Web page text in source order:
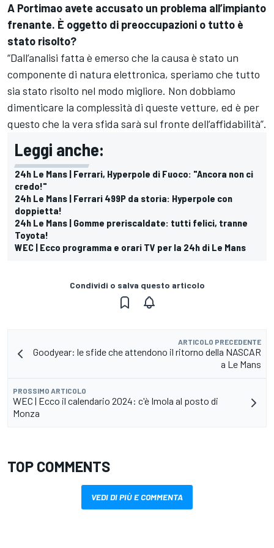
A Portimao avete accusato un problema all’impianto
frenante. È oggetto di preoccupazioni o tutto è
stato risolto?
“Dall’analisi fatta è emerso che la causa è stato un
componente di natura elettronica, speriamo che tutto
sia stato risolto nel modo migliore. Non dobbiamo
dimenticare la complessità di queste vetture, ed è per
questo che la vera sfida sarà sul fronte dell’affidabilità”.
Leggi anche:
24h Le Mans | Ferrari, Hyperpole di Fuoco: "Ancora non ci
credo!"
24h Le Mans | Ferrari 499P da storia: Hyperpole con
doppietta!
24h Le Mans | Gomme preriscaldate: tutti felici, tranne
Toyota!
WEC | Ecco programma e orari TV per la 24h di Le Mans
Condividi o salva questo articolo
ARTICOLO PRECEDENTE
Goodyear: le sfide che attendono il ritorno della NASCAR
a Le Mans
PROSSIMO ARTICOLO
WEC | Ecco il calendario 2024: c'è Imola al posto di
Monza
TOP COMMENTS
VEDI DI PIÙ E COMMENTA